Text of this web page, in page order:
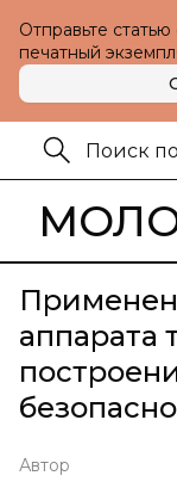
Отправьте
печатный
аппарата
Автор